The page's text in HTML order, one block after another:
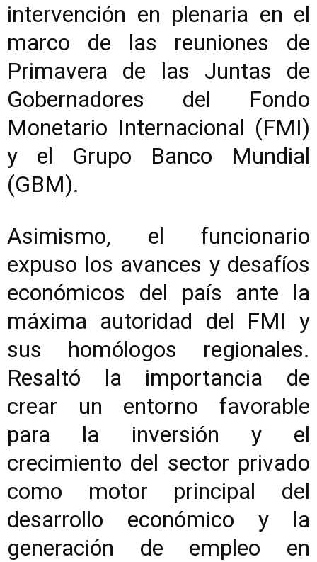
intervención en plenaria en el
marco de las reuniones de
Primavera de las Juntas de
Gobernadores del Fondo
Monetario Internacional (FMI)
y el Grupo Banco Mundial
(GBM).
Asimismo, el funcionario
expuso los avances y desafíos
económicos del país ante la
máxima autoridad del FMI y
sus homólogos regionales.
Resaltó la importancia de
crear un entorno favorable
para la inversión y el
crecimiento del sector privado
como motor principal del
desarrollo económico y la
generación de empleo en